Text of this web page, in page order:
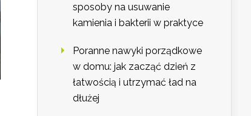
sposoby na usuwanie
kamienia i bakterii w praktyce
Poranne nawyki porządkowe
w domu: jak zacząć dzień z
łatwością i utrzymać ład na
dłużej